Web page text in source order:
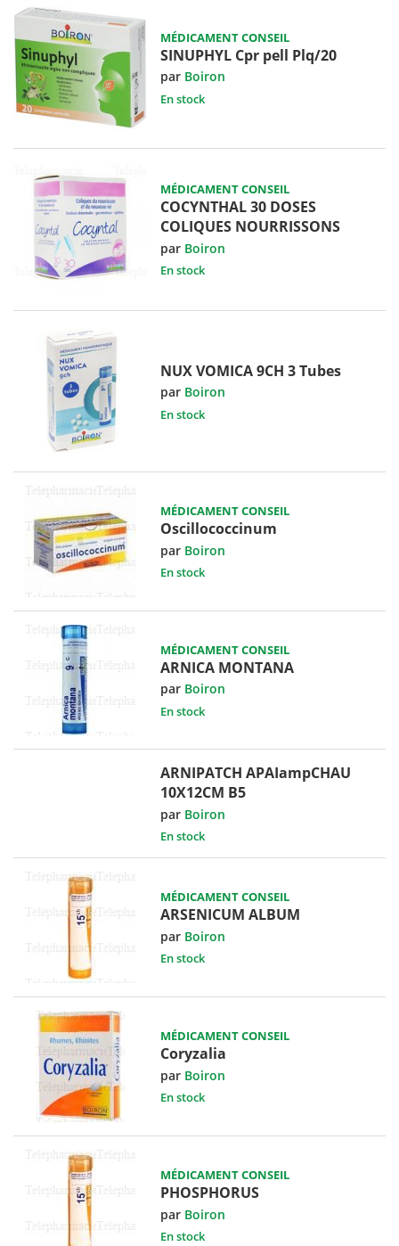
MÉDICAMENT CONSEIL
SINUPHYL Cpr pell Plq/20
par Boiron
En stock
MÉDICAMENT CONSEIL
COCYNTHAL 30 DOSES
COLIQUES NOURRISSONS
par Boiron
En stock
NUX VOMICA 9CH 3 Tubes
par Boiron
En stock
MÉDICAMENT CONSEIL
Oscillococcinum
par Boiron
En stock
MÉDICAMENT CONSEIL
ARNICA MONTANA
par Boiron
En stock
ARNIPATCH APAIampCHAU
10X12CM B5
par Boiron
En stock
MÉDICAMENT CONSEIL
ARSENICUM ALBUM
par Boiron
En stock
MÉDICAMENT CONSEIL
Coryzalia
par Boiron
En stock
MÉDICAMENT CONSEIL
PHOSPHORUS
par Boiron
En stock